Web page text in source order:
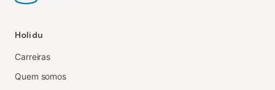
Holidu
Carreiras
Quem somos